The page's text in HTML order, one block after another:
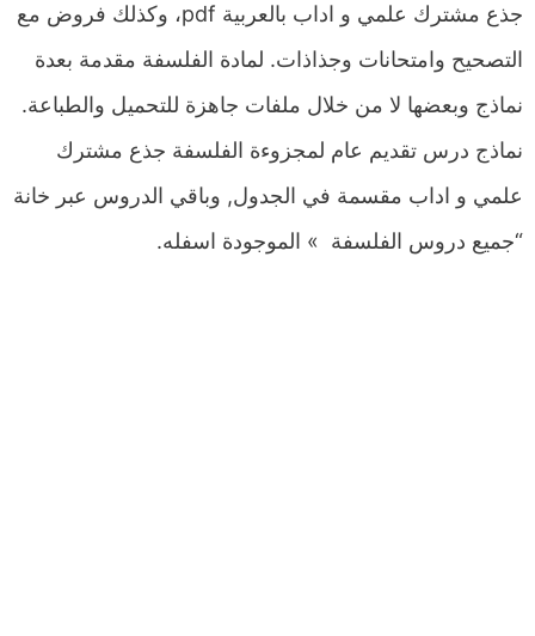
جذع مشترك علمي و اداب بالعربية pdf، وكذلك فروض مع
التصحيح وامتحانات وجذاذات. لمادة الفلسفة مقدمة بعدة
نماذج وبعضها لا من خلال ملفات جاهزة للتحميل والطباعة.
نماذج درس تقديم عام لمجزوءة الفلسفة جذع مشترك
علمي و اداب مقسمة في الجدول, وباقي الدروس عبر خانة
“جميع دروس الفلسفة » الموجودة اسفله.